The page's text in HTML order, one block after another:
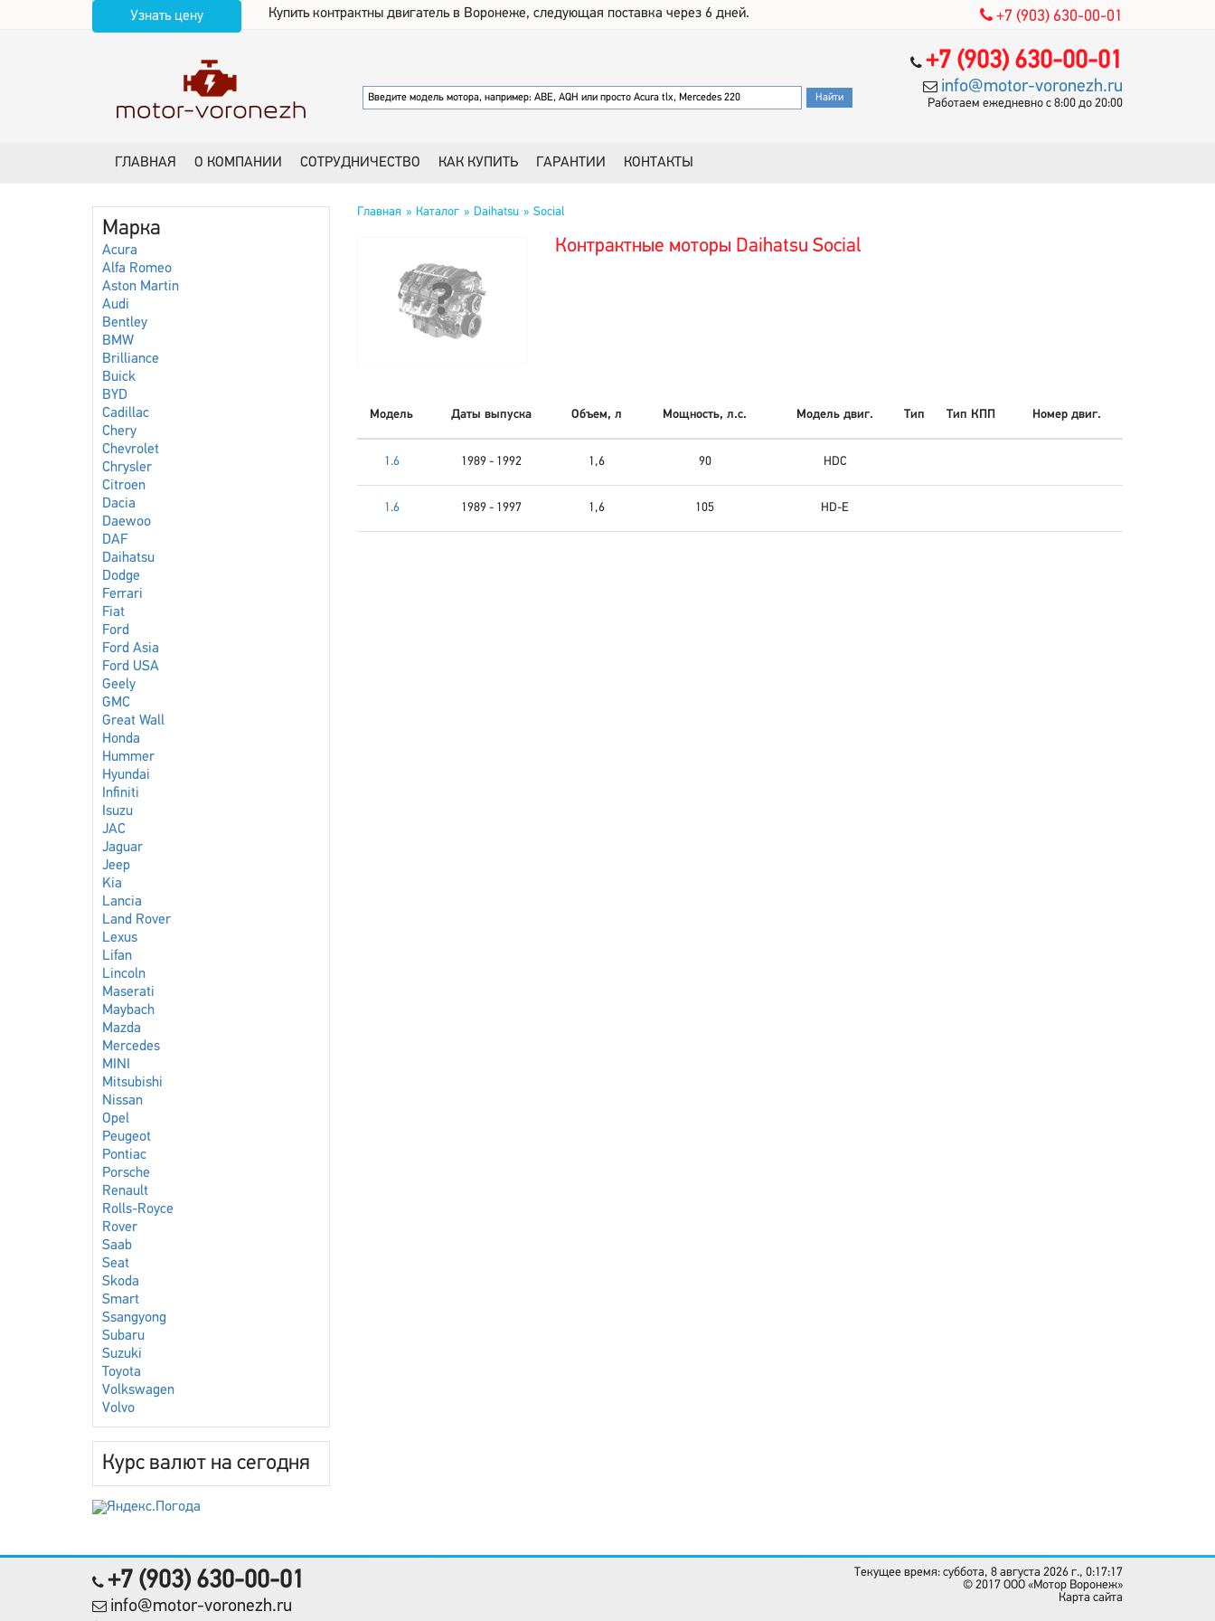
Узнать цену Купить контрактны двигатель в Воронеже, следующая поставка через 6 дней. +7 (903) 630-00-01
+7 (903) 630-00-01
info@motor-voronezh.ru
Работаем ежедневно с 8:00 до 20:00
ГЛАВНАЯ О КОМПАНИИ СОТРУДНИЧЕСТВО КАК КУПИТЬ ГАРАНТИИ КОНТАКТЫ
Марка
Acura
Alfa Romeo
Aston Martin
Audi
Bentley
BMW
Brilliance
Buick
BYD
Cadillac
Chery
Chevrolet
Chrysler
Citroen
Dacia
Daewoo
DAF
Daihatsu
Dodge
Ferrari
Fiat
Ford
Ford Asia
Ford USA
Geely
GMC
Great Wall
Honda
Hummer
Hyundai
Infiniti
Isuzu
JAC
Jaguar
Jeep
Kia
Lancia
Land Rover
Lexus
Lifan
Lincoln
Maserati
Maybach
Mazda
Mercedes
MINI
Mitsubishi
Nissan
Opel
Peugeot
Pontiac
Porsche
Renault
Rolls-Royce
Rover
Saab
Seat
Skoda
Smart
Ssangyong
Subaru
Suzuki
Toyota
Volkswagen
Volvo
Курс валют на сегодня
Главная Каталог Daihatsu Social
Контрактные моторы Daihatsu Social
Модель Даты выпуска Объем, л Мощность, л.с. Модель двиг. Тип Тип КПП Номер двиг.
1.6 1989 - 1992 1,6 90 HDC
1.6 1989 - 1997 1,6 105 HD-E
+7 (903) 630-00-01
info@motor-voronezh.ru
Текущее время: суббота, 8 августа 2026 г., 0:17:17
© 2017 OOO «Мотор Воронеж»
Карта сайта